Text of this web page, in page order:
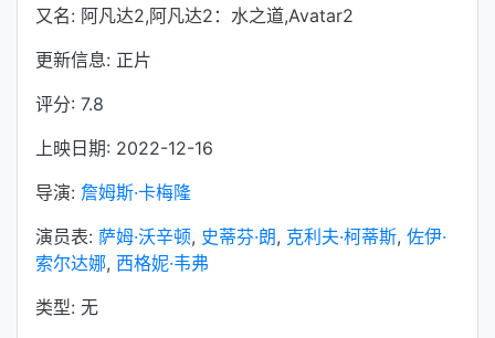
又名: 阿凡达2,阿凡达2：水之道,Avatar2
更新信息: 正片
评分: 7.8
上映日期: 2022-12-16
导演: 詹姆斯·卡梅隆
演员表: 萨姆·沃辛顿, 史蒂芬·朗, 克利夫·柯蒂斯, 佐伊·
索尔达娜, 西格妮·韦弗
类型: 无